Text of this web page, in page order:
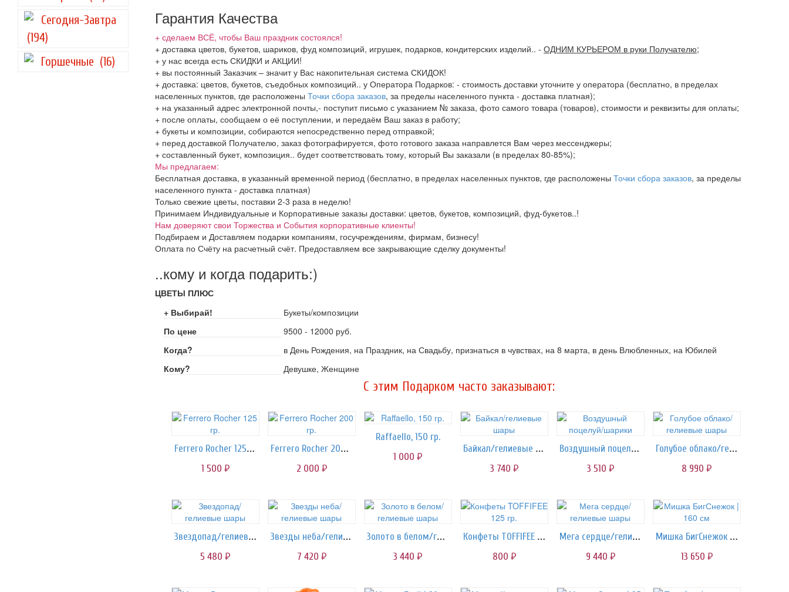
Сегодня-Завтра
(194)
Горшечные (16)
Гарантия Качества
+ сделаем ВСЁ, чтобы Ваш праздник состоялся!
+ доставка цветов, букетов, шариков, фуд композиций, игрушек, подарков, кондитерских изделий.. - ОДНИМ КУРЬЕРОМ в руки Получателю;
+ у нас всегда есть СКИДКИ и АКЦИИ!
+ вы постоянный Заказчик – значит у Вас накопительная система СКИДОК!
+ доставка: цветов, букетов, съедобных композиций.. у Оператора Подарков: - стоимость доставки уточните у оператора (бесплатно, в пределах
населенных пунктов, где расположены Точки сбора заказов, за пределы населенного пункта - доставка платная);
+ на указанный адрес электронной почты,- поступит письмо с указанием № заказа, фото самого товара (товаров), стоимости и реквизиты для оплаты;
+ после оплаты, сообщаем о её поступлении, и передаём Ваш заказ в работу;
+ букеты и композиции, собираются непосредственно перед отправкой;
+ перед доставкой Получателю, заказ фотографируется, фото готового заказа направлется Вам через мессенджеры;
+ составленный букет, композиция.. будет соответствовать тому, который Вы заказали (в пределах 80-85%);
Мы предлагаем:
Бесплатная доставка, в указанный временной период (бесплатно, в пределах населенных пунктов, где расположены Точки сбора заказов, за пределы
населенного пункта - доставка платная)
Только свежие цветы, поставки 2-3 раза в неделю!
Принимаем Индивидуальные и Корпоративные заказы доставки: цветов, букетов, композиций, фуд-букетов..!
Нам доверяют свои Торжества и События корпоративные клиенты!
Подбираем и Доставляем подарки компаниям, госучреждениям, фирмам, бизнесу!
Оплата по Счёту на расчетный счёт. Предоставляем все закрывающие сделку документы!
..кому и когда подарить:)
ЦВЕТЫ ПЛЮС
+ Выбирай!
Букеты/композиции
По цене
9500 - 12000 руб.
Когда?
в День Рождения, на Праздник, на Свадьбу, признаться в чувствах, на 8 марта, в день Влюбленных, на Юбилей
Кому?
Девушке, Женщине
C этим Подарком часто заказывают:
Ferrero Rocher 125 гр.
1 500 руб.
Ferrero Rocher 200 гр.
2 000 руб.
Raffaello, 150 гр.
1 000 руб.
Байкал/гелиевые шары
3 740 руб.
Воздушный поцелуй/шарики
3 510 руб.
Голубое облако/гелиевые шары
8 990 руб.
Звездопад/гелиевые шары
5 480 руб.
Звезды неба/гелиевые шары
7 420 руб.
Золото в белом/гелиевые шары
3 440 руб.
Конфеты TOFFIFEE 125 гр.
800 руб.
Мега сердце/гелиевые шары
9 440 руб.
Мишка БигСнежок | 160 см
13 650 руб.